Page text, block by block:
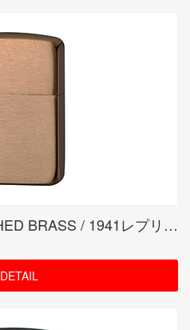
1941 REPLICA BRUASHED BRASS / 1941レプリカ サテーナ
DETAIL